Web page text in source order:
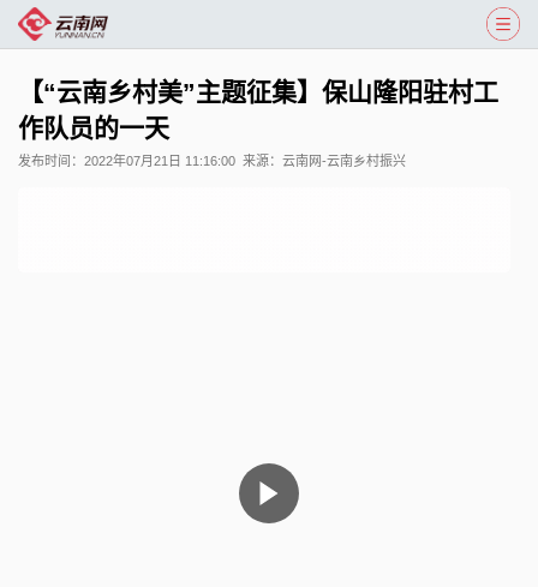
【“云南乡村美”主题征集】保山隆阳驻村工
作队员的一天
发布时间： 2022年07月21日 11:16:00 来源： 云南网-云南乡村振兴